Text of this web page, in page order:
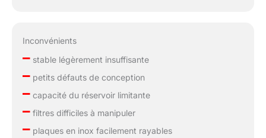
Inconvénients
–stable légèrement insuffisante
–petits défauts de conception
–capacité du réservoir limitante
–filtres difficiles à manipuler
–plaques en inox facilement rayables